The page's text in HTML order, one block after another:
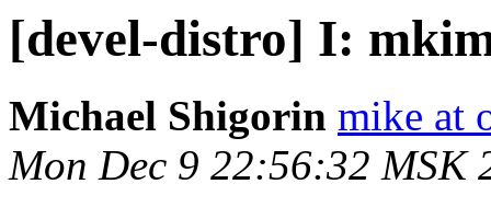
[devel-distro] I:
Michael Shigorin mike at
Mon Dec 9 22:56:32 MSK